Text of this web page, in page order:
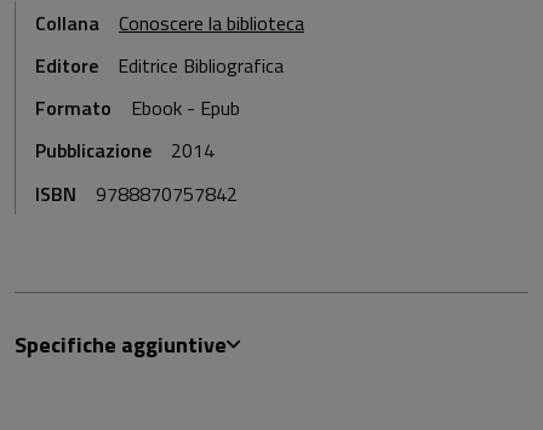
Collana
Conoscere la biblioteca
Editore
Editrice Bibliografica
Formato
Ebook - Epub
Pubblicazione
2014
ISBN
9788870757842
Specifiche aggiuntive